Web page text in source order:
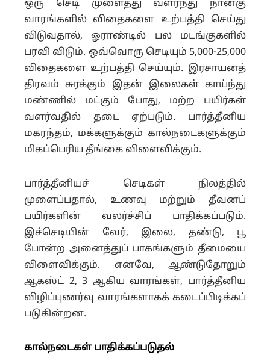
ஒரு செடி முளைத்து வளர்ந்து நான்கு
வாரங்களில் விதைகளை உற்பத்தி செய்து
விடுவதால், ஓராண்டில் பல மடங்குகளில்
பரவி விடும். ஒவ்வொரு செடியும் 5,000-25,000
விதைகளை உற்பத்தி செய்யும். இரசாயனத்
திரவம் சுரக்கும் இதன் இலைகள் காய்ந்து
மண்ணில் மட்கும் போது, மற்ற பயிர்கள்
வளர்வதில் தடை ஏற்படும். பார்த்தீனிய
மகரந்தம், மக்களுக்கும் கால்நடைகளுக்கும்
மிகப்பெரிய தீங்கை விளைவிக்கும்.
பார்த்தீனியச் செடிகள் நிலத்தில்
முளைப்பதால், உணவு மற்றும் தீவனப்
பயிர்களின் வலர்ச்சிப் பாதிக்கப்படும்.
இச்செடியின் வேர், இலை, தண்டு, பூ
போன்ற அனைத்துப் பாகங்களும் தீமையை
விளைவிக்கும். எனவே, ஆண்டுதோறும்
ஆகஸ்ட் 2, 3 ஆகிய வாரங்கள், பார்த்தீனிய
விழிப்புணர்வு வாரங்களாகக் கடைப்பிடிக்கப்
படுகின்றன.
கால்நடைகள் பாதிக்கப்படுதல்